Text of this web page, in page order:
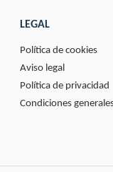
LEGAL
Política de cookies
Aviso legal
Política de privacidad
Condiciones